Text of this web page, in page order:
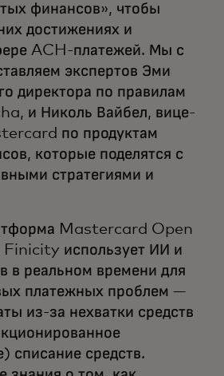
финансов», чтобы
достижениях и
ACH-платежей. Мы с
экспертов Эми
директора по правилам
и Николь Вайбел, вице-
по продуктам
которые поделятся с
стратегиями и
Mastercard Open
Finicity использует ИИ и
в реальном времени для
платежных проблем —
из-за нехватки средств
списание средств.